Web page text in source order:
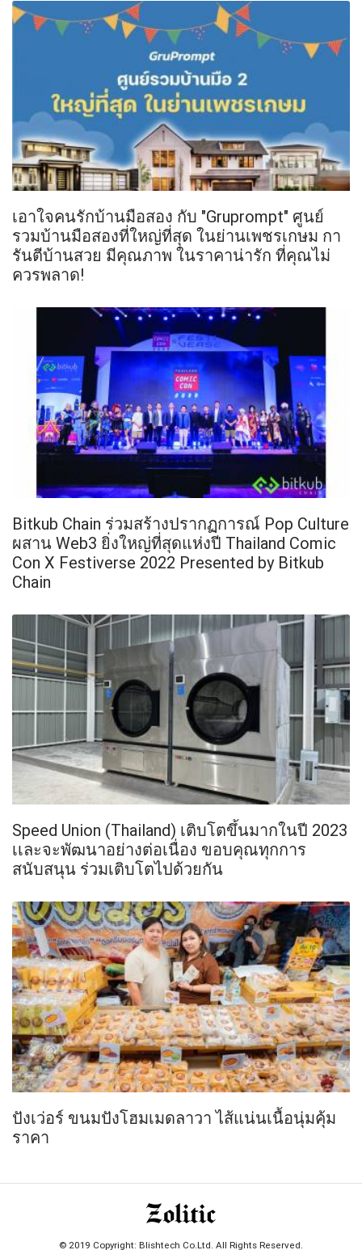
เอาใจคนรักบ้านมือสอง กับ "Gruprompt" ศูนย์
รวมบ้านมือสองที่ใหญ่ที่สุด ในย่านเพชรเกษม กา
รันตีบ้านสวย มีคุณภาพ ในราคาน่ารัก ที่คุณไม่
ควรพลาด!
Bitkub Chain ร่วมสร้างปรากฏการณ์ Pop Culture
ผสาน Web3 ยิ่งใหญ่ที่สุดแห่งปี Thailand Comic
Con X Festiverse 2022 Presented by Bitkub
Chain
Speed Union (Thailand) เติบโตขึ้นมากในปี 2023
เเละจะพัฒนาอย่างต่อเนื่อง ขอบคุณทุกการ
สนับสนุน ร่วมเติบโตไปด้วยกัน
ปังเว่อร์ ขนมปังโฮมเมดลาวา ไส้แน่นเนื้อนุ่มคุ้ม
ราคา
© 2019 Copyright: Blishtech Co.Ltd. All Rights Reserved.